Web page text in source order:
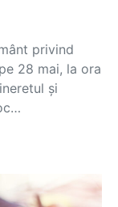
privind
28 mai, la ora
și